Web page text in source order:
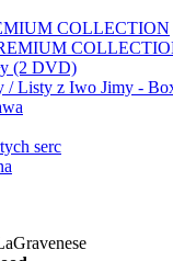
COLLECTION
(2 DVD)
/ Listy z Iwo Jimy -
serc